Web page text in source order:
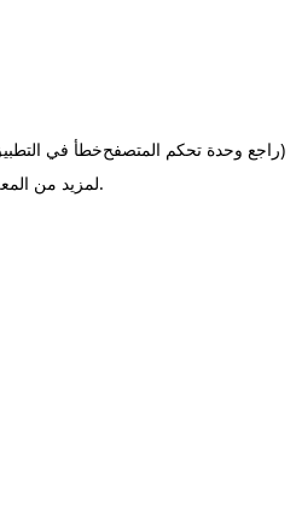
خطأ في(راجع وحدة تحكم المتصفح
لمزيد من.